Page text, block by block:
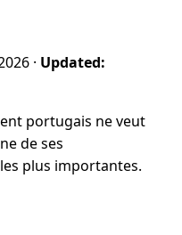
· Updated:
portugais ne veut
de ses
plus importantes.